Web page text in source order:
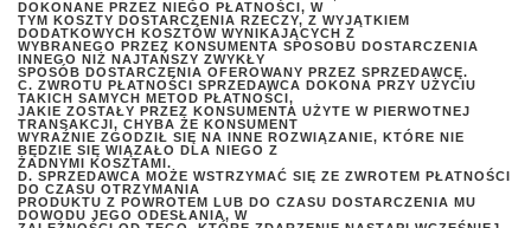
DOKONANE PRZEZ NIEGO PŁATNOŚCI, W
TYM KOSZTY DOSTARCZENIA RZECZY, Z WYJĄTKIEM
DODATKOWYCH KOSZTÓW WYNIKAJĄCYCH Z
WYBRANEGO PRZEZ KONSUMENTA SPOSOBU DOSTARCZENIA
INNEGO NIŻ NAJTAŃSZY ZWYKŁY
SPOSÓB DOSTARCZENIA OFEROWANY PRZEZ SPRZEDAWCĘ.
C. ZWROTU PŁATNOŚCI SPRZEDAWCA DOKONA PRZY UŻYCIU
TAKICH SAMYCH METOD PŁATNOŚCI,
JAKIE ZOSTAŁY PRZEZ KONSUMENTA UŻYTE W PIERWOTNEJ
TRANSAKCJI, CHYBA ŻE KONSUMENT
WYRAŹNIE ZGODZIŁ SIĘ NA INNE ROZWIĄZANIE, KTÓRE NIE
BĘDZIE SIĘ WIĄZAŁO DLA NIEGO Z
ŻADNYMI KOSZTAMI.
D. SPRZEDAWCA MOŻE WSTRZYMAĆ SIĘ ZE ZWROTEM PŁATNOŚCI
DO CZASU OTRZYMANIA
PRODUKTU Z POWROTEM LUB DO CZASU DOSTARCZENIA MU
DOWODU JEGO ODESŁANIA, W